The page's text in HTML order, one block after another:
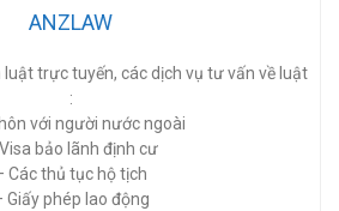
ANZLAW
trực tuyến, các dịch vụ tư vấn về luật
:
với người nước ngoài
bảo lãnh định cư
Các thủ tục hộ tịch
Giấy phép lao động